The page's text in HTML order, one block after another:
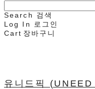
Search
검색
Log In
로그인
Cart 장바구니
유니드픽